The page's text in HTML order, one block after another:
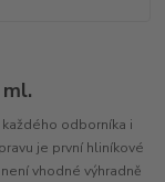
odborníka i
je první hliníkové
vhodné výhradně